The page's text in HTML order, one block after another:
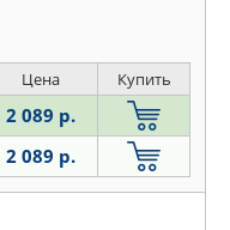
Цена Купить
2 089 р.
2 089 р.